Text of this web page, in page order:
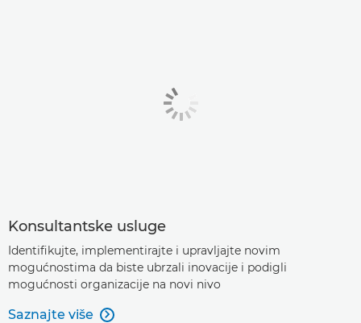
Konsultantske usluge
Identifikujte, implementirajte i upravljajte novim
mogućnostima da biste ubrzali inovacije i podigli
mogućnosti organizacije na novi nivo
Saznajte više 